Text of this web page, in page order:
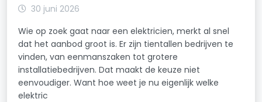
30 juni 2026
Wie op zoek gaat naar een elektricien, merkt al snel
dat het aanbod groot is. Er zijn tientallen bedrijven te
vinden, van eenmanszaken tot grotere
installatiebedrijven. Dat maakt de keuze niet
eenvoudiger. Want hoe weet je nu eigenlijk welke
elektric